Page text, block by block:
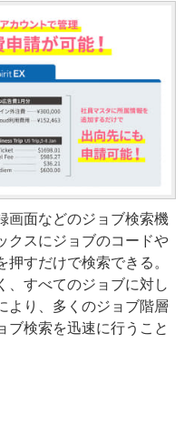
面などのジョブ検索機
クスにジョブのコードや
すだけで検索できる。
、すべてのジョブに対し
より、多くのジョブ階層
ブ検索を迅速に行うこと